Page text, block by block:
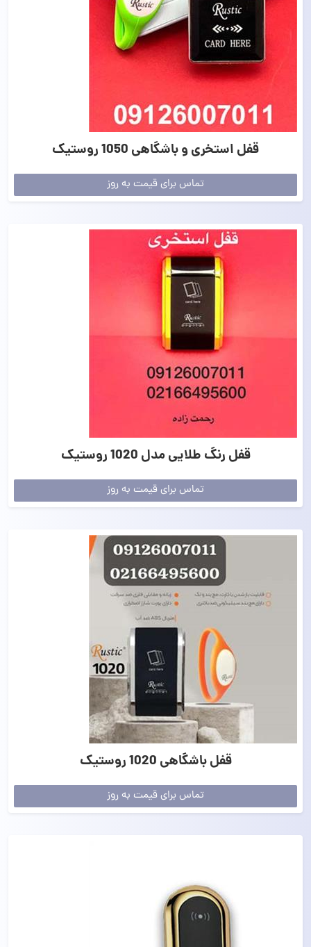
قفل استخری و باشگاهی 1050 روستیک
تماس برای قیمت به روز
قفل رنگ طلایی مدل 1020 روستیک
تماس برای قیمت به روز
قفل باشگاهی 1020 روستیک
تماس برای قیمت به روز